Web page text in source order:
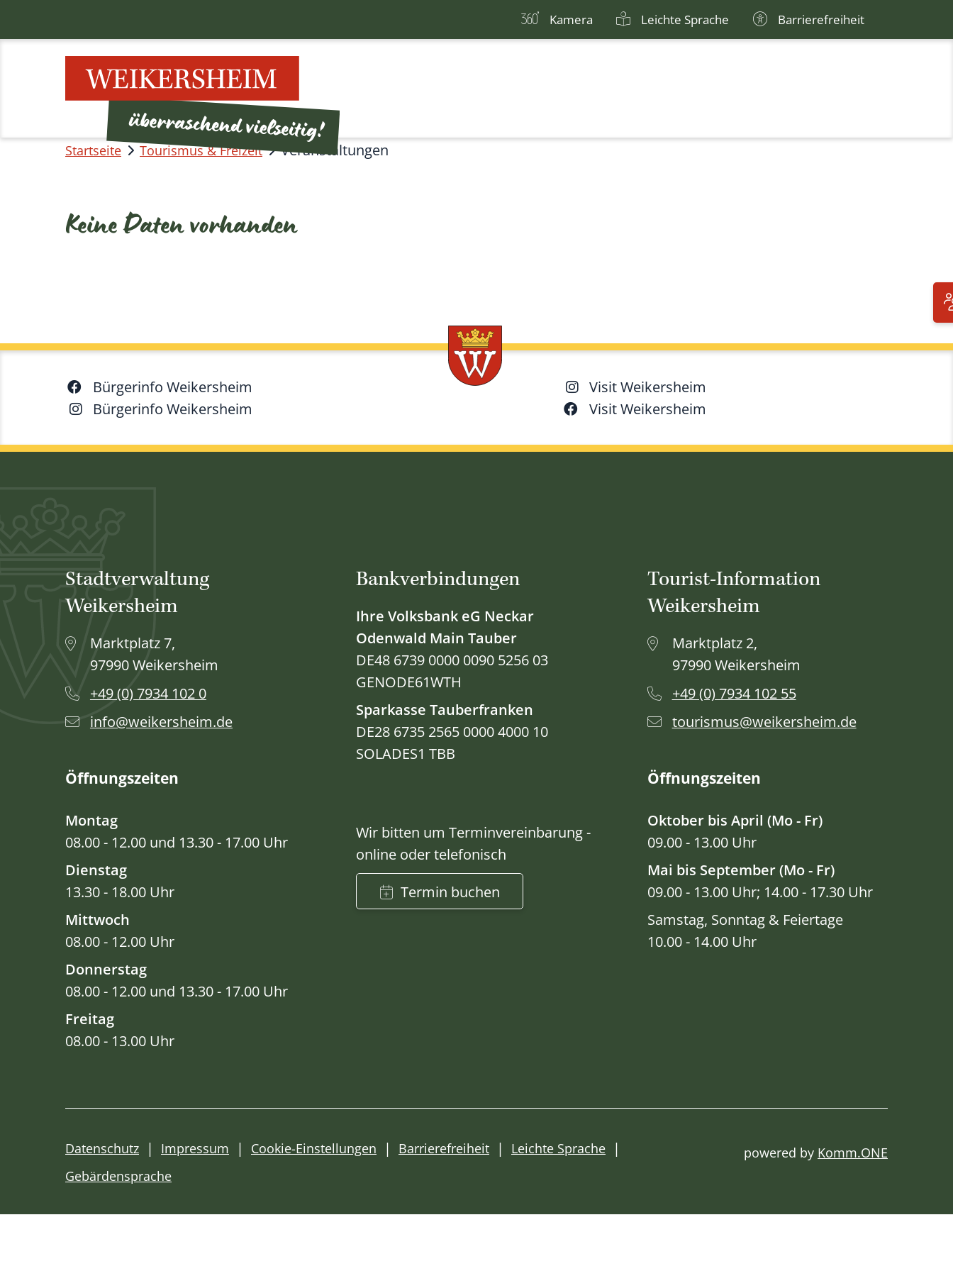
Kamera Leichte Sprache Barrierefreiheit
Startseite Tourismus & Freizeit Veranstaltungen
Keine Daten vorhanden
Bürgerinfo Weikersheim
Bürgerinfo Weikersheim
Visit Weikersheim
Visit Weikersheim
Stadtverwaltung
Weikersheim
Marktplatz 7,
97990 Weikersheim
+49 (0) 7934 102 0
info@weikersheim.de
Öffnungszeiten
Montag
08.00 - 12.00 und 13.30 - 17.00 Uhr
Dienstag
13.30 - 18.00 Uhr
Mittwoch
08.00 - 12.00 Uhr
Donnerstag
08.00 - 12.00 und 13.30 - 17.00 Uhr
Freitag
08.00 - 13.00 Uhr
Bankverbindungen
Ihre Volksbank eG Neckar
Odenwald Main Tauber
DE48 6739 0000 0090 5256 03
GENODE61WTH
Sparkasse Tauberfranken
DE28 6735 2565 0000 4000 10
SOLADES1 TBB
Wir bitten um Terminvereinbarung -
online oder telefonisch
Termin buchen
Tourist-Information
Weikersheim
Marktplatz 2,
97990 Weikersheim
+49 (0) 7934 102 55
tourismus@weikersheim.de
Öffnungszeiten
Oktober bis April (Mo - Fr)
09.00 - 13.00 Uhr
Mai bis September (Mo - Fr)
09.00 - 13.00 Uhr; 14.00 - 17.30 Uhr
Samstag, Sonntag & Feiertage
10.00 - 14.00 Uhr
Datenschutz Impressum Cookie-Einstellungen Barrierefreiheit
Leichte Sprache
Gebärdensprache
powered by Komm.ONE